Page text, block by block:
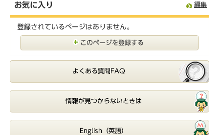
お気に入り 編集
登録されているページはありません。
このページを登録する
よくある質問FAQ
情報が見つからないときは
English（英語）